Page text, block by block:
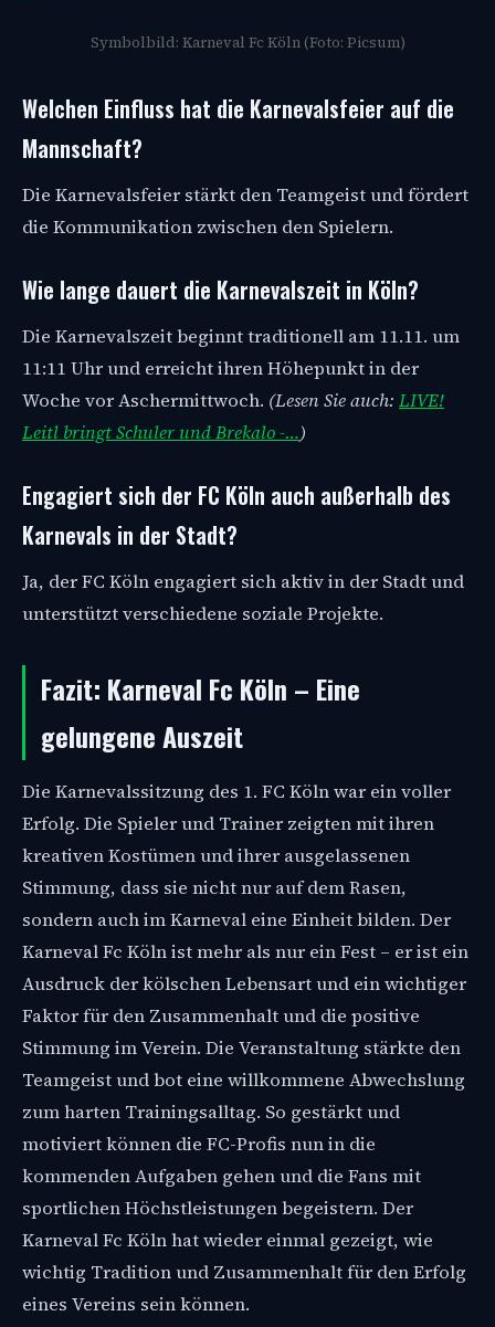
Symbolbild: Karneval Fc Köln (Foto: Picsum)
Welchen Einfluss hat die Karnevalsfeier auf die
Mannschaft?
Die Karnevalsfeier stärkt den Teamgeist und fördert
die Kommunikation zwischen den Spielern.
Wie lange dauert die Karnevalszeit in Köln?
Die Karnevalszeit beginnt traditionell am 11.11. um
11:11 Uhr und erreicht ihren Höhepunkt in der
Woche vor Aschermittwoch. (Lesen Sie auch: LIVE!
Leitl bringt Schuler und Brekalo -…)
Engagiert sich der FC Köln auch außerhalb des
Karnevals in der Stadt?
Ja, der FC Köln engagiert sich aktiv in der Stadt und
unterstützt verschiedene soziale Projekte.
Fazit: Karneval Fc Köln – Eine
gelungene Auszeit
Die Karnevalssitzung des 1. FC Köln war ein voller
Erfolg. Die Spieler und Trainer zeigten mit ihren
kreativen Kostümen und ihrer ausgelassenen
Stimmung, dass sie nicht nur auf dem Rasen,
sondern auch im Karneval eine Einheit bilden. Der
Karneval Fc Köln ist mehr als nur ein Fest – er ist ein
Ausdruck der kölschen Lebensart und ein wichtiger
Faktor für den Zusammenhalt und die positive
Stimmung im Verein. Die Veranstaltung stärkte den
Teamgeist und bot eine willkommene Abwechslung
zum harten Trainingsalltag. So gestärkt und
motiviert können die FC-Profis nun in die
kommenden Aufgaben gehen und die Fans mit
sportlichen Höchstleistungen begeistern. Der
Karneval Fc Köln hat wieder einmal gezeigt, wie
wichtig Tradition und Zusammenhalt für den Erfolg
eines Vereins sein können.